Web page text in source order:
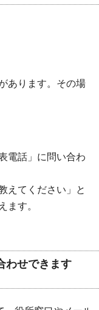
あります。その場
電話」に問い合わ
えてください」と
ます。
わせできます